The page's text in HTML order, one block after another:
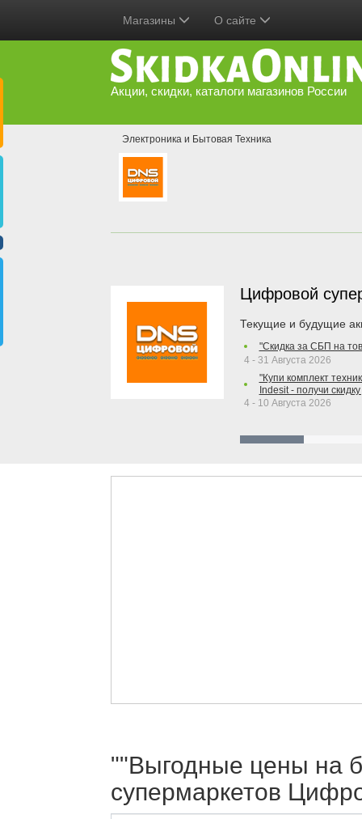
Магазины О сайте
Акции, скидки, каталоги магазинов России
Электроника и Бытовая Техника
Цифровой
Текущие и будущие
"Скидка за СБП на
4 - 31 Августа 2026
"Купи комплект
Indesit - получи
4 - 10 Августа 2026
""Выгодные цены на
супермаркетов